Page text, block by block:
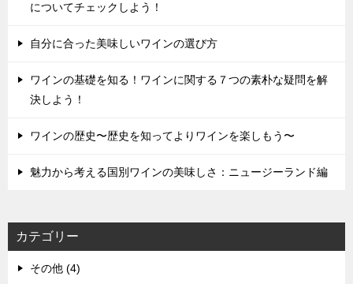
についてチェックしよう！
自分に合った美味しいワインの選び方
ワインの基礎を知る！ワインに関する７つの素朴な疑問を解
決しよう！
ワインの歴史〜歴史を知ってよりワインを楽しもう〜
魅力から考える国別ワインの美味しさ：ニュージーランド編
カテゴリー
その他 (4)